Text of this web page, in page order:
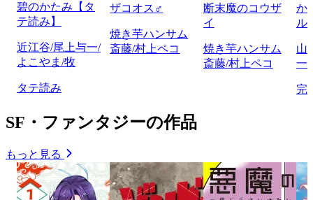
碧のかたみ【タ
テ読み】
近江谷/尾上与一/
よこやま/牧
タテ読み
ザコオス♂
焼き芋ハンサム
斎藤/村上ペコ
断末魔のコウザ
イ
焼き芋ハンサム
斎藤/村上ペコ
か
ル
山
一/
完
SF・ファンタジーの作品
もっと見る